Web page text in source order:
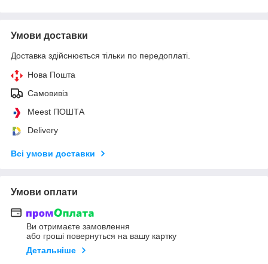
Умови доставки
Доставка здійснюється тільки по передоплаті.
Нова Пошта
Самовивіз
Meest ПОШТА
Delivery
Всі умови доставки
Умови оплати
Ви отримаєте замовлення
або гроші повернуться на вашу картку
Детальніше